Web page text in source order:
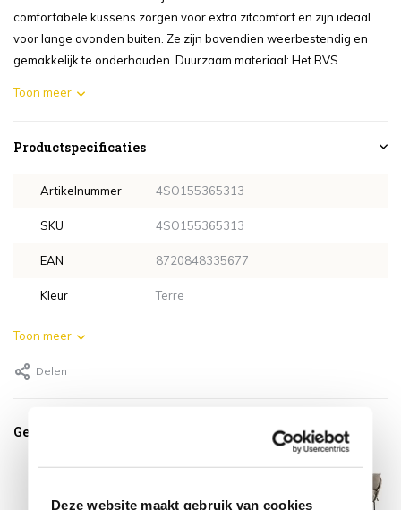
Deze website maakt gebruik van cookies
comfortabele kussens zorgen voor extra zitcomfort en zijn ideaal
voor lange avonden buiten. Ze zijn bovendien weerbestendig en
gemakkelijk te onderhouden. Duurzaam materiaal: Het RVS...
Toon meer
Productspecificaties
Artikelnummer 4SO155365313
SKU 4SO155365313
EAN 8720848335677
Kleur Terre
Toon meer
Delen
Gerelateerde producten